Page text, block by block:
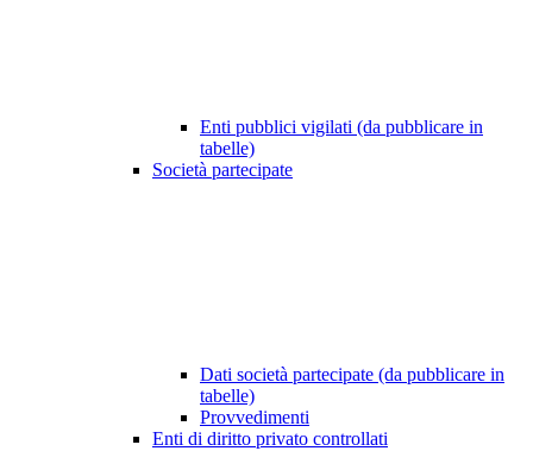
Enti pubblici vigilati (da pubblicare in
tabelle)
Società partecipate
Dati società partecipate (da pubblicare in
tabelle)
Provvedimenti
Enti di diritto privato controllati